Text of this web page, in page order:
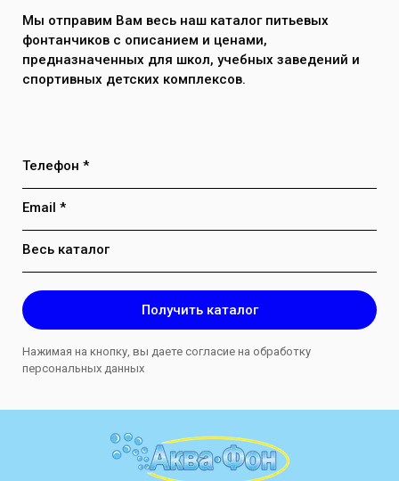
Мы отправим Вам весь наш каталог питьевых
фонтанчиков с описанием и ценами,
предназначенных для школ, учебных заведений и
спортивных детских комплексов.
Телефон *
Email *
Весь каталог
Получить каталог
Нажимая на кнопку, вы даете согласие на обработку
персональных данных